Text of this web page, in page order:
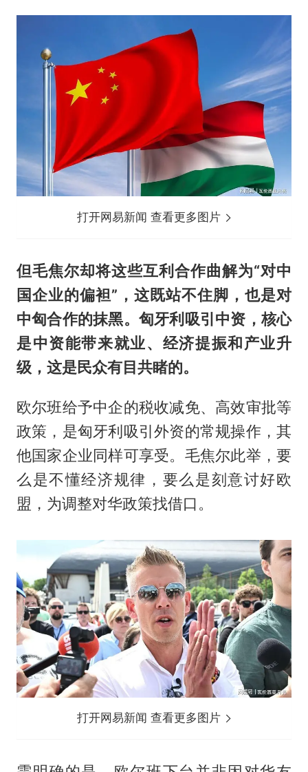
打开网易新闻 查看更多图片
但毛焦尔却将这些互利合作曲解为“对中
国企业的偏袒”，这既站不住脚，也是对
中匈合作的抹黑。匈牙利吸引中资，核心
是中资能带来就业、经济提振和产业升
级，这是民众有目共睹的。
欧尔班给予中企的税收减免、高效审批等
政策，是匈牙利吸引外资的常规操作，其
他国家企业同样可享受。毛焦尔此举，要
么是不懂经济规律，要么是刻意讨好欧
盟，为调整对华政策找借口。
打开网易新闻 查看更多图片